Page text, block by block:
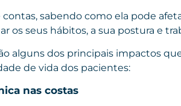
contas, sabendo como ela pode
os seus hábitos, a sua postura e
alguns dos principais impactos
de vida dos pacientes:
nas costas